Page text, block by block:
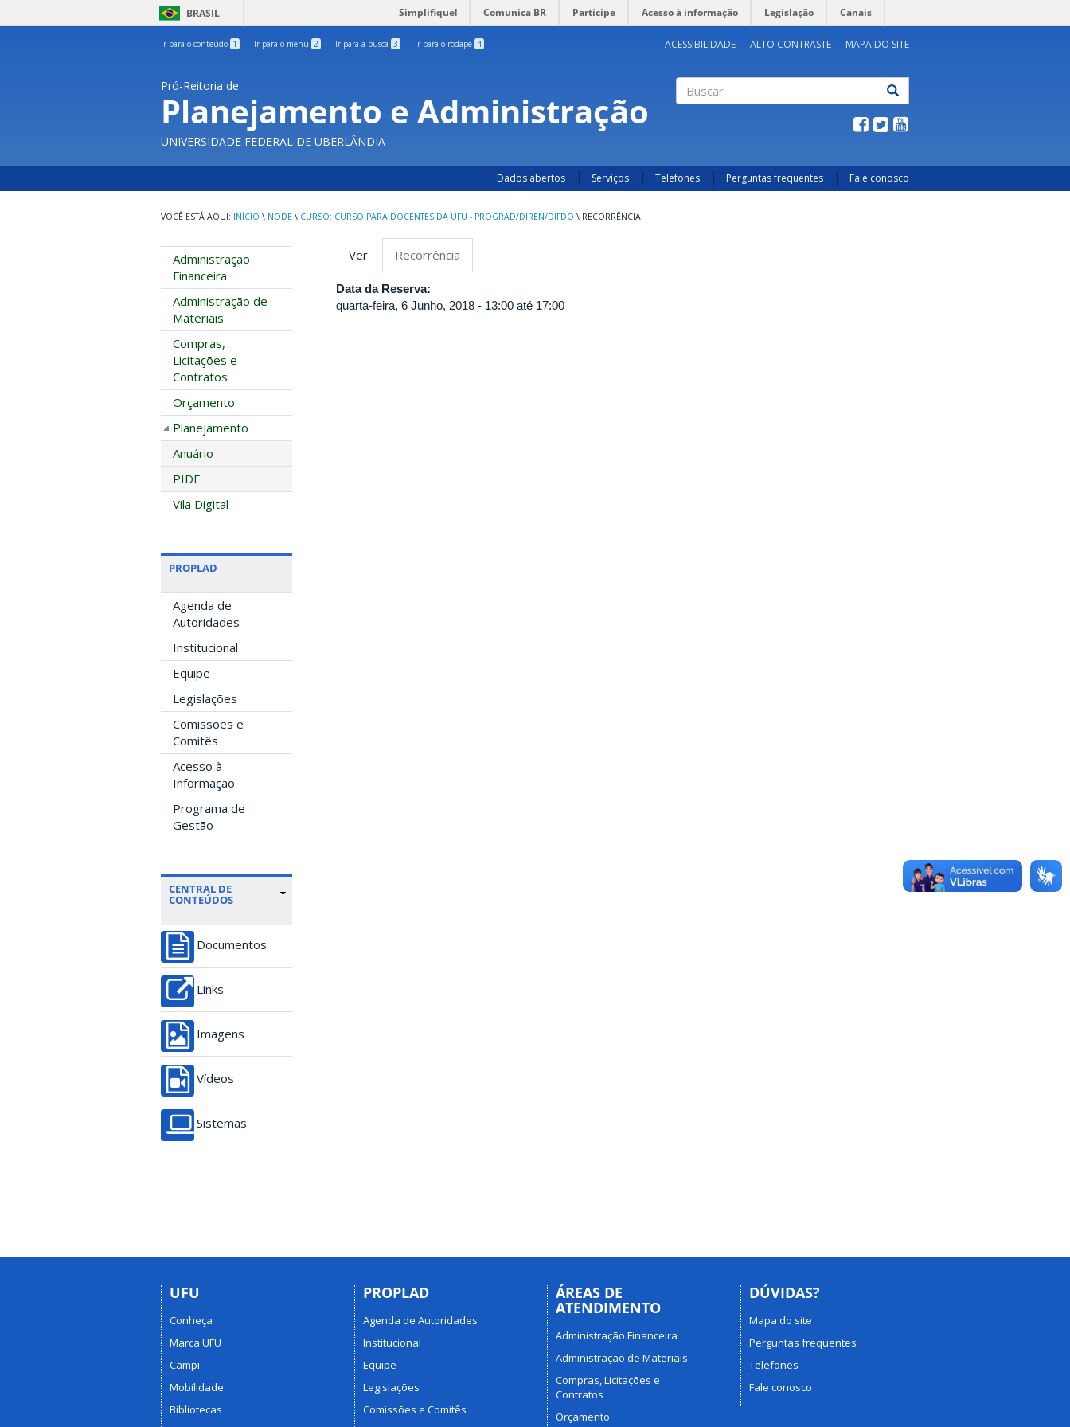
BRASIL Simplifique! Comunica BR Participe Acesso à informação Legislação Canais
Ir para o conteúdo 1 Ir para o menu 2 Ir para a busca 3 Ir para o rodapé 4 ACESSIBILIDADE ALTO CONTRASTE MAPA DO SITE
Pró-Reitoria de
Planejamento e Administração
UNIVERSIDADE FEDERAL DE UBERLÂNDIA
Dados abertos Serviços Telefones Perguntas frequentes Fale conosco
INÍCIO \ NODE \ CURSO: CURSO PARA DOCENTES DA UFU - PROGRAD/DIREN/DIFDO \ RECORRÊNCIA
Administração
Financeira
Administração de
Materiais
Compras,
Licitações e
Contratos
Orçamento
Planejamento
Anuário
PIDE
Vila Digital
PROPLAD
Agenda de
Autoridades
Institucional
Equipe
Legislações
Comissões e
Comitês
Acesso à
Informação
Programa de
Gestão
CENTRAL DE
CONTEÚDOS
Documentos
Links
Imagens
Vídeos
Sistemas
Abas
primárias
Ver Recorrência
ativa)
Data da Reserva:
quarta-feira, 6 Junho, 2018 - 13:00 até 17:00
UFU
Conheça
Marca UFU
Campi
Mobilidade
Bibliotecas
PROPLAD
Agenda de Autoridades
Institucional
Equipe
Legislações
Comissões e Comitês
ÁREAS DE
ATENDIMENTO
Administração Financeira
Administração de Materiais
Compras, Licitações e
Contratos
Orçamento
DÚVIDAS?
Mapa do site
Perguntas frequentes
Telefones
Fale conosco